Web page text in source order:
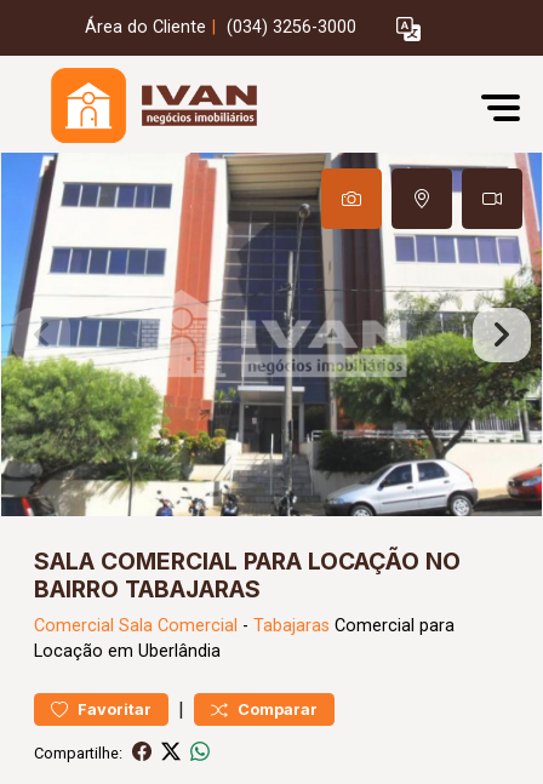
Área do Cliente (034) 3256-3000
SALA COMERCIAL PARA LOCAÇÃO NO
BAIRRO TABAJARAS
Comercial Sala Comercial - Tabajaras Comercial para
Locação em Uberlândia
Favoritar | Comparar
Compartilhe: